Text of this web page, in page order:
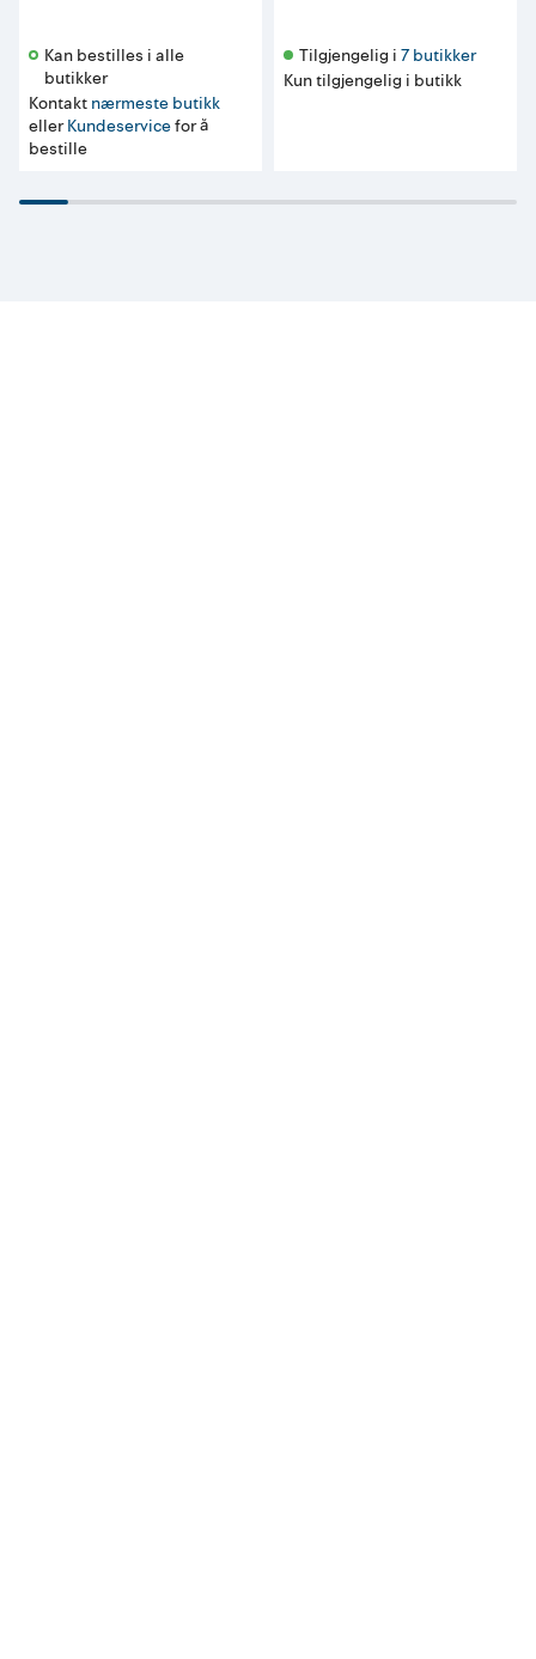
Kan bestilles i alle
butikker
Kontakt nærmeste butikk
ellerKundeservicefor å
bestille
Tilgjengelig i 7 butikker
Kun tilgjengelig i butikk